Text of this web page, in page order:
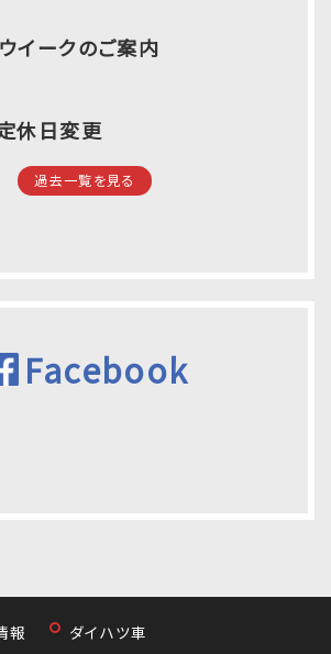
イークのご案内
休日変更
過去一覧を見る
Facebook
報
ダイハツ車